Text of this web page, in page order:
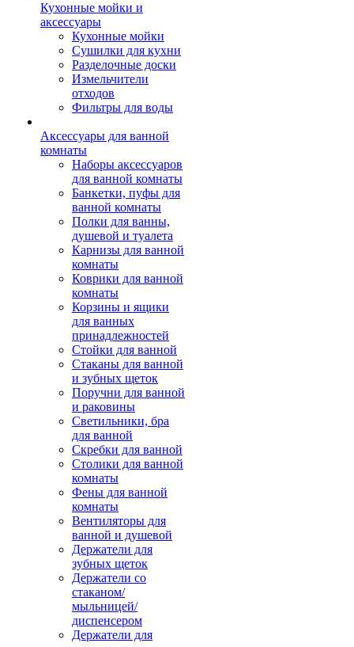
Кухонные мойки и
аксессуары
Кухонные мойки
Сушилки для кухни
Разделочные доски
Измельчители
отходов
Фильтры для воды
Аксессуары для ванной
комнаты
Наборы аксессуаров
для ванной комнаты
Банкетки, пуфы для
ванной комнаты
Полки для ванны,
душевой и туалета
Карнизы для ванной
комнаты
Коврики для ванной
комнаты
Корзины и ящики
для ванных
принадлежностей
Стойки для ванной
Стаканы для ванной
и зубных щеток
Поручни для ванной
и раковины
Светильники, бра
для ванной
Скребки для ванной
Столики для ванной
комнаты
Фены для ванной
комнаты
Вентиляторы для
ванной и душевой
Держатели для
зубных щеток
Держатели со
стаканом/
мыльницей/
диспенсером
Держатели для